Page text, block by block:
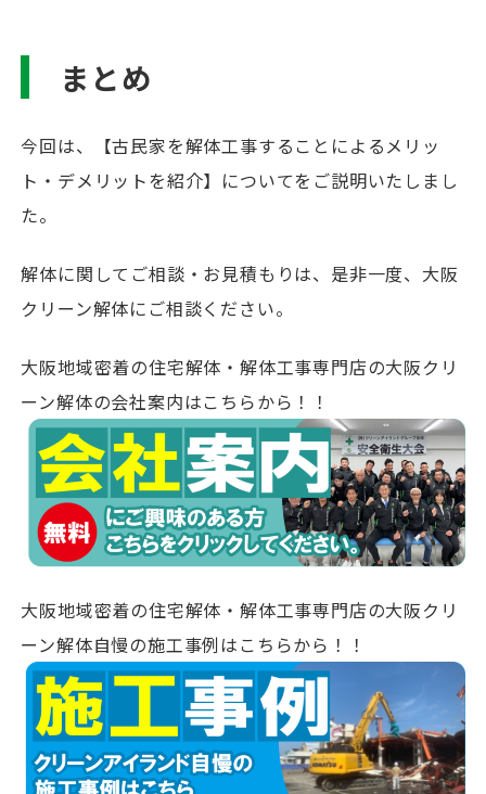
まとめ
今回は、【古民家を解体工事することによるメリッ
ト・デメリットを紹介】についてをご説明いたしまし
た。
解体に関してご相談・お見積もりは、是非一度、大阪
クリーン解体にご相談ください。
大阪地域密着の住宅解体・解体工事専門店の大阪クリ
ーン解体の会社案内はこちらから！！
大阪地域密着の住宅解体・解体工事専門店の大阪クリ
ーン解体自慢の施工事例はこちらから！！